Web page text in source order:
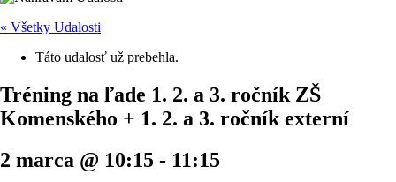
« Všetky Udalosti
Táto udalosť už prebehla.
Tréning na ľade 1. 2. a 3. ročník ZŠ
Komenského + 1. 2. a 3. ročník externí
2 marca @ 10:15 - 11:15